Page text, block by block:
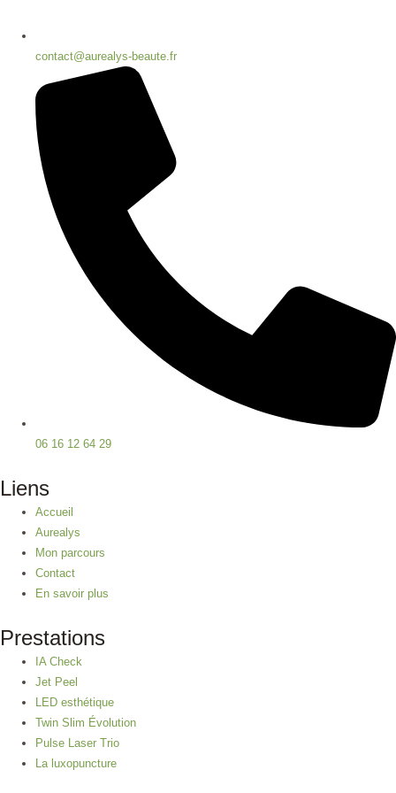
contact@aurealys-beaute.fr
06 16 12 64 29
Liens
Accueil
Aurealys
Mon parcours
Contact
En savoir plus
Prestations
IA Check
Jet Peel
LED esthétique
Twin Slim Évolution
Pulse Laser Trio
La luxopuncture